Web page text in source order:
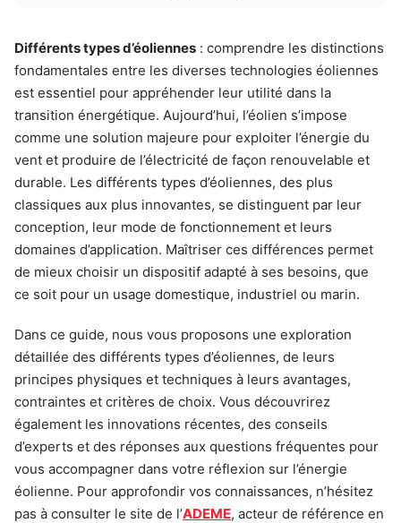
Différents types d’éoliennes : comprendre les distinctions
fondamentales entre les diverses technologies éoliennes
est essentiel pour appréhender leur utilité dans la
transition énergétique. Aujourd’hui, l’éolien s’impose
comme une solution majeure pour exploiter l’énergie du
vent et produire de l’électricité de façon renouvelable et
durable. Les différents types d’éoliennes, des plus
classiques aux plus innovantes, se distinguent par leur
conception, leur mode de fonctionnement et leurs
domaines d’application. Maîtriser ces différences permet
de mieux choisir un dispositif adapté à ses besoins, que
ce soit pour un usage domestique, industriel ou marin.
Dans ce guide, nous vous proposons une exploration
détaillée des différents types d’éoliennes, de leurs
principes physiques et techniques à leurs avantages,
contraintes et critères de choix. Vous découvrirez
également les innovations récentes, des conseils
d’experts et des réponses aux questions fréquentes pour
vous accompagner dans votre réflexion sur l’énergie
éolienne. Pour approfondir vos connaissances, n’hésitez
pas à consulter le site de l’ADEME, acteur de référence en